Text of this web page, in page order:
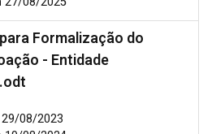
Formalização do
- Entidade
29/08/2023